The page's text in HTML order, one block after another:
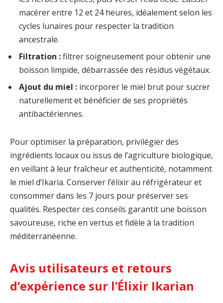
macérer entre 12 et 24 heures, idéalement selon les
cycles lunaires pour respecter la tradition
ancestrale.
Filtration :filtrer soigneusement pour obtenir une
boisson limpide, débarrassée des résidus végétaux.
Ajout du miel : incorporer le miel brut pour sucrer
naturellement et bénéficier de ses propriétés
antibactériennes.
Pour optimiser la préparation, privilégier des
ingrédients locaux ou issus de l’agriculture biologique,
en veillant à leur fraîcheur et authenticité, notamment
le miel d’Ikaria. Conserver l’élixir au réfrigérateur et
consommer dans les 7 jours pour préserver ses
qualités. Respecter ces conseils garantit une boisson
savoureuse, riche en vertus et fidèle à la tradition
méditerranéenne.
Avis utilisateurs et retours
d’expérience sur l’Élixir Ikarian